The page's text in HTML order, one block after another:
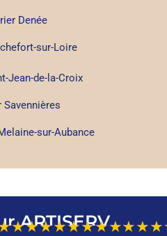
Denée
sur-Loire
Jean-de-la-Croix
Savennières
sur-Aubance
ARTISERV
★★★★★